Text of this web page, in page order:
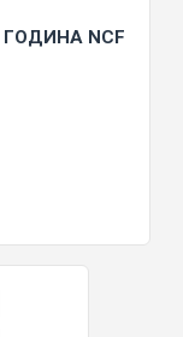
ГОДИНА NCF